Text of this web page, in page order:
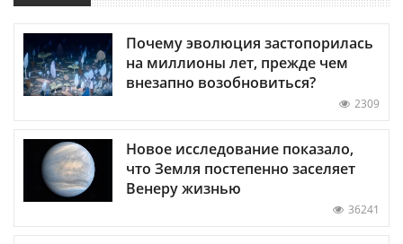
Почему эволюция застопорилась
на миллионы лет, прежде чем
внезапно возобновиться?
2309
Новое исследование показало,
что Земля постепенно заселяет
Венеру жизнью
36241